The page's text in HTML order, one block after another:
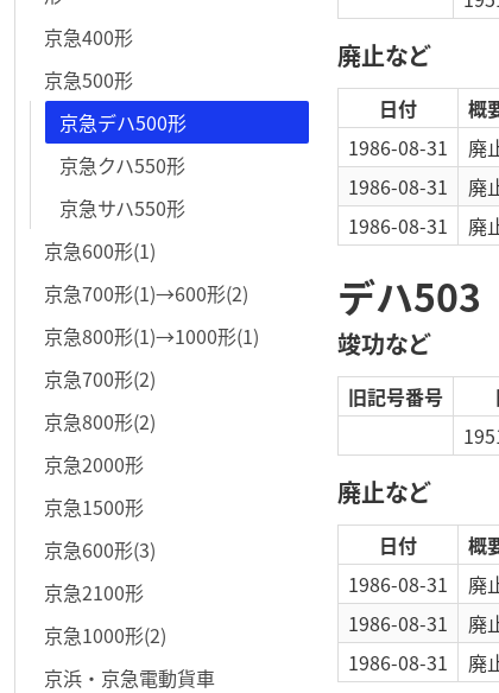
京急400形
京急500形
京急デハ500形
京急クハ550形
京急サハ550形
京急600形(1)
京急700形(1)→600形(2)
京急800形(1)→1000形(1)
京急700形(2)
京急800形(2)
京急2000形
京急1500形
京急600形(3)
京急2100形
京急1000形(2)
京浜・京急電動貨車
廃止など
日付 概
1986-08-31
廃
1986-08-31
廃
1986-08-31
廃
デハ503
竣功など
旧記号番号
廃止など
日付 概
1986-08-31
廃
1986-08-31
廃
1986-08-31
廃